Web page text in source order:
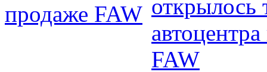
продаже FAW